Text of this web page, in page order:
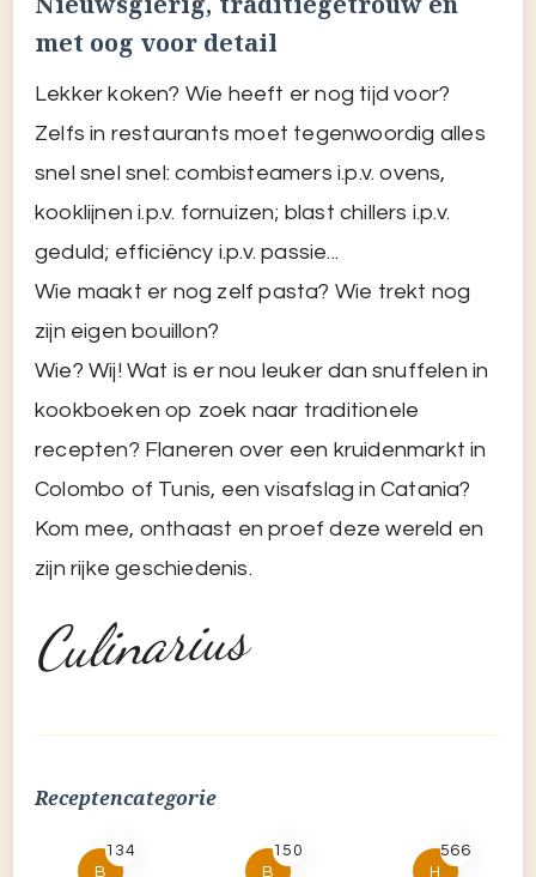
geduld; efficiëncy i.p.v. passie...
Wie maakt er nog zelf pasta? Wie trekt nog
zijn eigen bouillon?
Wie? Wij! Wat is er nou leuker dan snuffelen in
kookboeken op zoek naar traditionele
recepten? Flaneren over een kruidenmarkt in
Colombo of Tunis, een visafslag in Catania?
Kom mee, onthaast en proef deze wereld en
zijn rijke geschiedenis.
Culinarius
Receptencategorie
B
Saus